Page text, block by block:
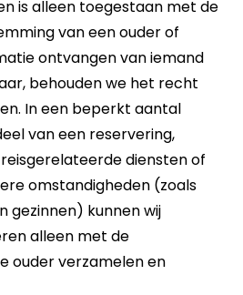
is alleen toegestaan met de
van een ouder of
ontvangen van iemand
behouden we het recht
In een beperkt aantal
van een reservering,
diensten of
omstandigheden (zoals
gezinnen) kunnen wij
alleen met de
ouder verzamelen en